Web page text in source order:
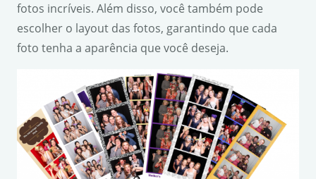
fotos incríveis. Além disso, você também pode
escolher o layout das fotos, garantindo que cada
foto tenha a aparência que você deseja.